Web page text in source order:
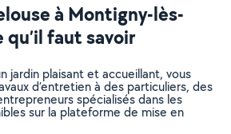
à Montigny-lès-
faut savoir
jardin plaisant et accueillant, vous
d’entretien à des particuliers, des
spécialisés dans les
sur la plateforme de mise en